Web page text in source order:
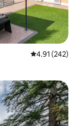
Calificación
4.91 (242)